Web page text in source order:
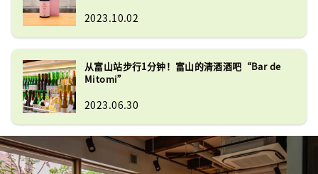
2023.10.02
从富山站步行1分钟！富山的清酒酒吧“Bar de
Mitomi”
2023.06.30